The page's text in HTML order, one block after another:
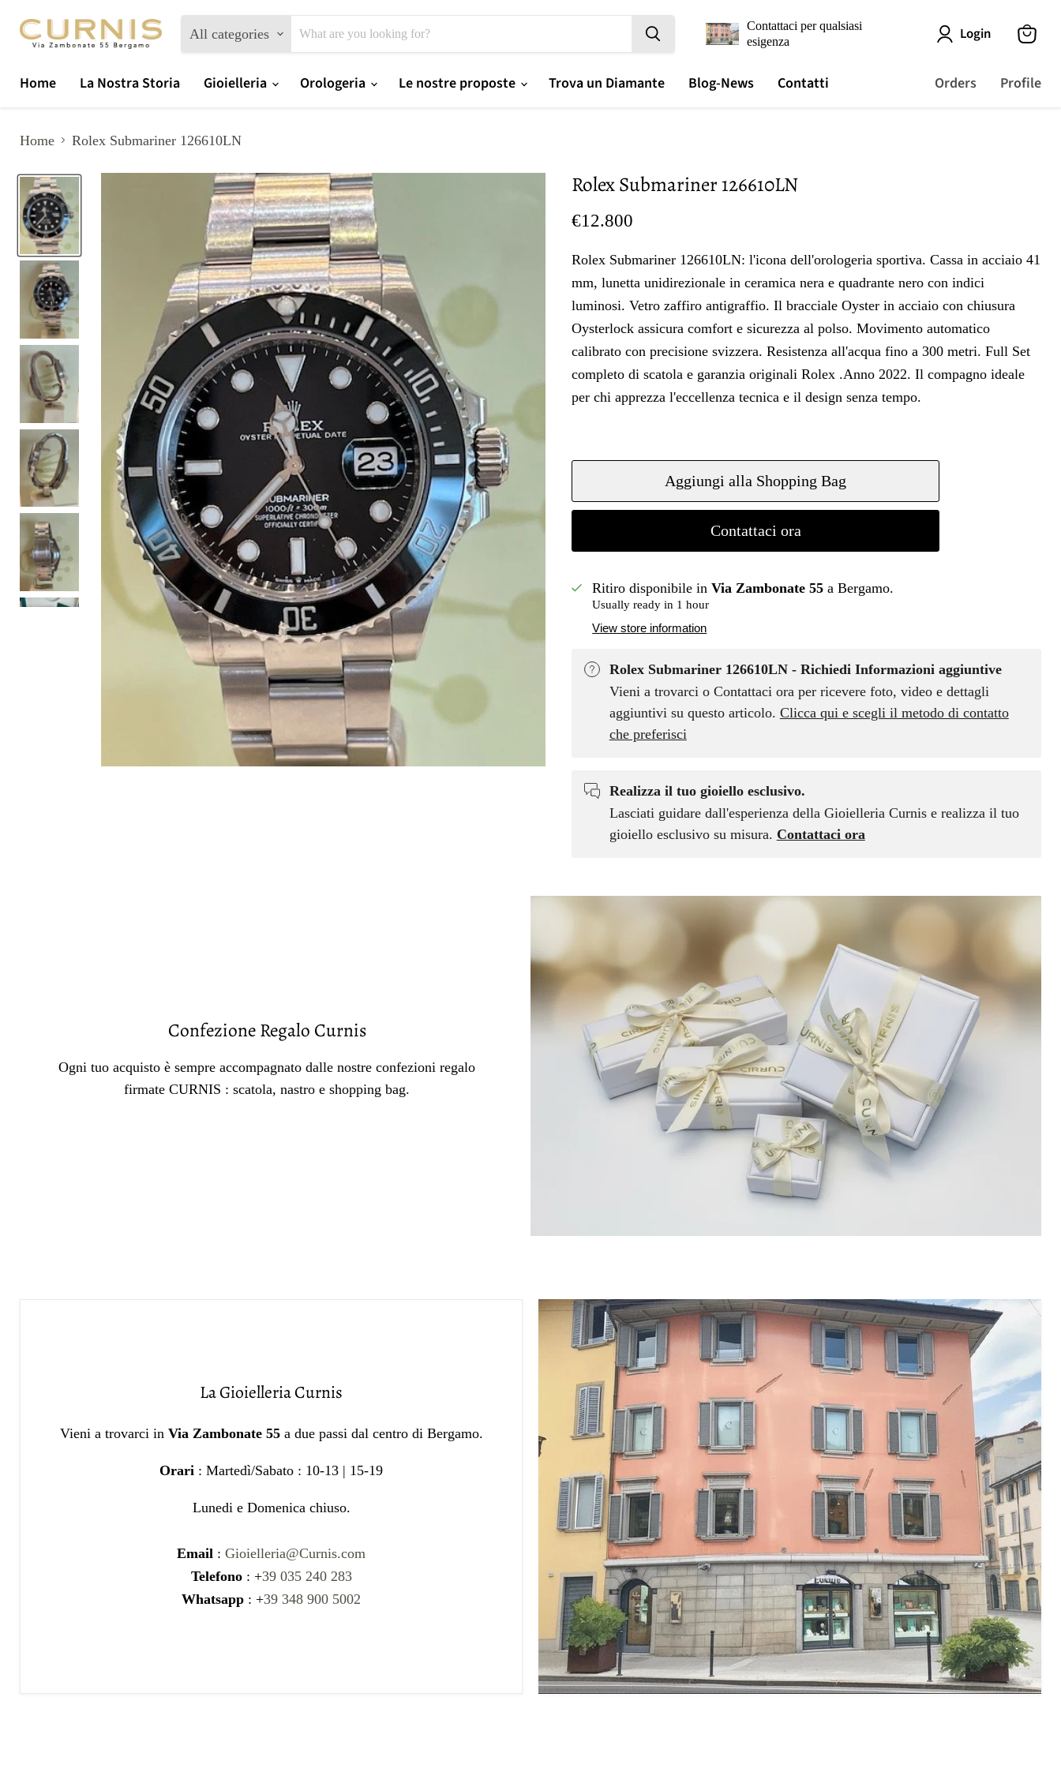
All categories
Contattaci per qualsiasi
esigenza
Login
Home La Nostra Storia Gioielleria Orologeria Le nostre proposte Trova un Diamante Blog-News Contatti Orders Profile
Home Rolex Submariner 126610LN
Rolex Submariner 126610LN
Prezzo oggi
€12.800
Rolex Submariner 126610LN: l'icona dell'orologeria sportiva. Cassa in acciaio 41
mm, lunetta unidirezionale in ceramica nera e quadrante nero con indici
luminosi. Vetro zaffiro antigraffio. Il bracciale Oyster in acciaio con chiusura
Oysterlock assicura comfort e sicurezza al polso. Movimento automatico
calibrato con precisione svizzera. Resistenza all'acqua fino a 300 metri. Full Set
completo di scatola e garanzia originali Rolex .Anno 2022. Il compagno ideale
per chi apprezza l'eccellenza tecnica e il design senza tempo.
Aggiungi alla Shopping Bag
Contattaci ora
Ritiro disponibile inVia Zambonate 55 a Bergamo.
Usually ready in 1 hour
View store information
Rolex Submariner 126610LN - Richiedi Informazioni aggiuntive
Vieni a trovarci o Contattaci ora per ricevere foto, video e dettagli
aggiuntivi su questo articolo. Clicca qui e scegli il metodo di contatto
che preferisci
Realizza il tuo gioiello esclusivo.
Lasciati guidare dall'esperienza della Gioielleria Curnis e realizza il tuo
gioiello esclusivo su misura. Contattaci ora
Confezione Regalo Curnis
Ogni tuo acquisto è sempre accompagnato dalle nostre confezioni regalo
firmate CURNIS : scatola, nastro e shopping bag.
La Gioielleria Curnis
Vieni a trovarci in Via Zambonate 55 a due passi dal centro di Bergamo.
Orari : Martedì/Sabato : 10-13 | 15-19
Lunedi e Domenica chiuso.
Email : Gioielleria@Curnis.com
Telefono: +39 035 240 283
Whatsapp : +39 348 900 5002